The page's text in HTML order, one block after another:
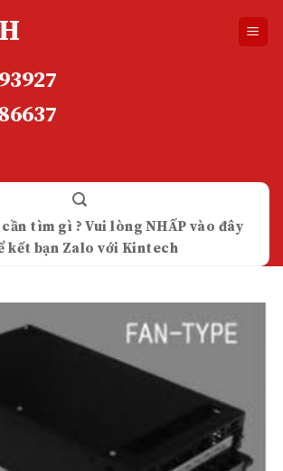
tìm gì ? Vui lòng NHẤP vào đây
kết bạn Zalo với Kintech